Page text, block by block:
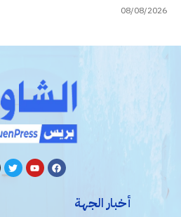
08/08/2026
أخبار الجهة